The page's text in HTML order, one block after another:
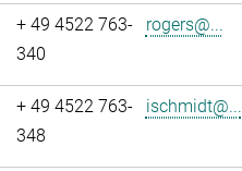
+ 49 4522 763-
340
rogers@...
+ 49 4522 763-
348
ischmidt@...